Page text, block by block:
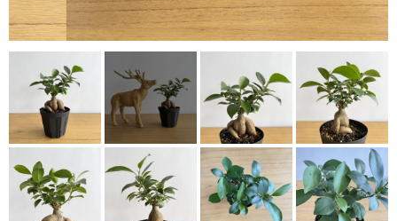
育て方のコツ
CHECKED PRODUCTS
最近チェックした商品
ORDER HISTORY
注文履歴
SHOP
店舗概要